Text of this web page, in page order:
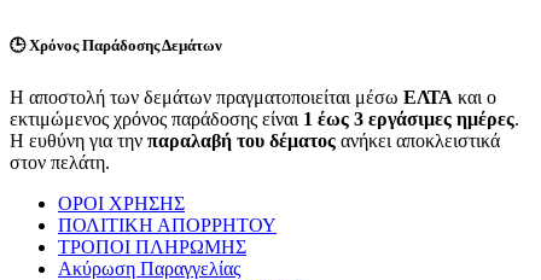
🕒Χρόνος Παράδοσης Δεμάτων
Η αποστολή των δεμάτων πραγματοποιείται μέσω ΕΛΤΑ και ο
εκτιμώμενος χρόνος παράδοσης είναι 1 έως 3 εργάσιμες ημέρες.
Η ευθύνη για την παραλαβή του δέματος ανήκει αποκλειστικά
στον πελάτη.
ΟΡΟΙ ΧΡΗΣΗΣ
ΠΟΛΙΤΙΚΗ ΑΠΟΡΡΗΤΟΥ
ΤΡΟΠΟΙ ΠΛΗΡΩΜΗΣ
Ακύρωση Παραγγελίας